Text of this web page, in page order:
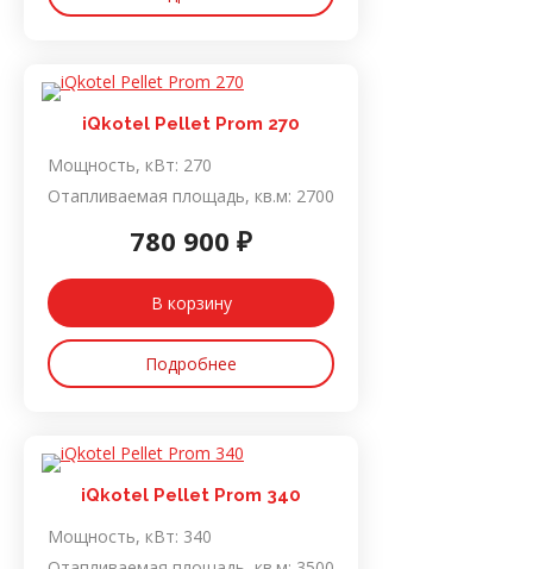
iQkotel Pellet Prom 270
Мощность, кВт: 270
Отапливаемая площадь, кв.м: 2700
780 900 ₽
В корзину
Подробнее
iQkotel Pellet Prom 340
Мощность, кВт: 340